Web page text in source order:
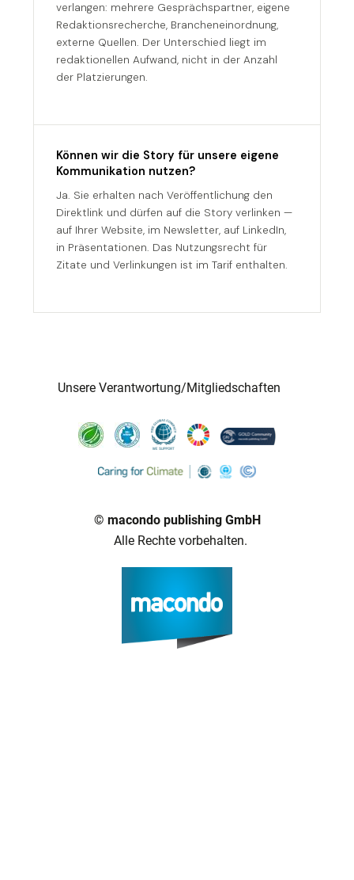
verlangen: mehrere Gesprächspartner, eigene
Redaktionsrecherche, Brancheneinordnung,
externe Quellen. Der Unterschied liegt im
redaktionellen Aufwand, nicht in der Anzahl
der Platzierungen.
Können wir die Story für unsere eigene
Kommunikation nutzen?
Ja. Sie erhalten nach Veröffentlichung den
Direktlink und dürfen auf die Story verlinken —
auf Ihrer Website, im Newsletter, auf LinkedIn,
in Präsentationen. Das Nutzungsrecht für
Zitate und Verlinkungen ist im Tarif enthalten.
Unsere Verantwortung/Mitgliedschaften
© macondo publishing GmbH
Alle Rechte vorbehalten.